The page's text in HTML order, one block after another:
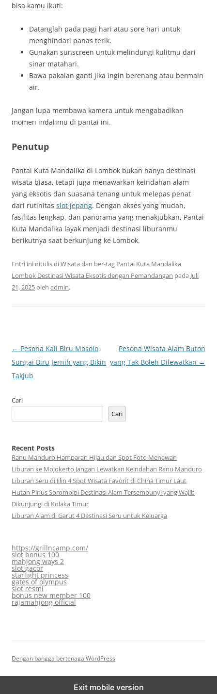
bisa kamu ikuti:
Datanglah pada pagi hari atau sore hari untuk
menghindari panas terik.
Gunakan sunscreen untuk melindungi kulitmu dari
sinar matahari.
Bawa pakaian ganti jika ingin berenang atau bermain
air.
Jangan lupa membawa kamera untuk mengabadikan
momen indahmu di pantai ini.
Penutup
Pantai Kuta Mandalika di Lombok bukan hanya destinasi
wisata biasa, tetapi juga menawarkan keindahan alam
yang eksotis dan suasana tenang untuk melepas penat
dari rutinitas slot jepang. Dengan akses yang mudah,
fasilitas lengkap, dan panorama yang menakjubkan, Pantai
Kuta Mandalika layak menjadi destinasi liburanmu
berikutnya saat berkunjung ke Lombok.
Entri ini ditulis diWisata dan ber-tag Pantai Kuta Mandalika
Lombok Destinasi Wisata Eksotis dengan Pemandangan pada Juli
21, 2025oleh admin.
Navigasi
Tulisan
← Pesona Kali Biru Mosolo
Sungai Biru Jernih yang Bikin
Takjub
Pesona Wisata Alam Buton
yang Tak Boleh Dilewatkan →
Cari
Cari
Recent Posts
Ranu Manduro Hamparan Hijau dan Spot Foto Menawan
Liburan ke Mojokerto Jangan Lewatkan Keindahan Ranu Manduro
Liburan Seru di Jilin 4 Spot Wisata Favorit di China Timur Laut
Hutan Pinus Sorombipi Destinasi Alam Tersembunyi yang Wajib
Dikunjungi di Kolaka Timur
Liburan Alam di Garut 4 Destinasi Seru untuk Keluarga
https://grillncamp.com/
slot bonus 100
mahjong ways 2
slot gacor
starlight princess
gates of olympus
slot resmi
bonus new member 100
rajamahjong official
Dengan bangga bertenaga WordPress
Exit mobile version